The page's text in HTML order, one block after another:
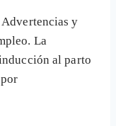
y
La
al parto